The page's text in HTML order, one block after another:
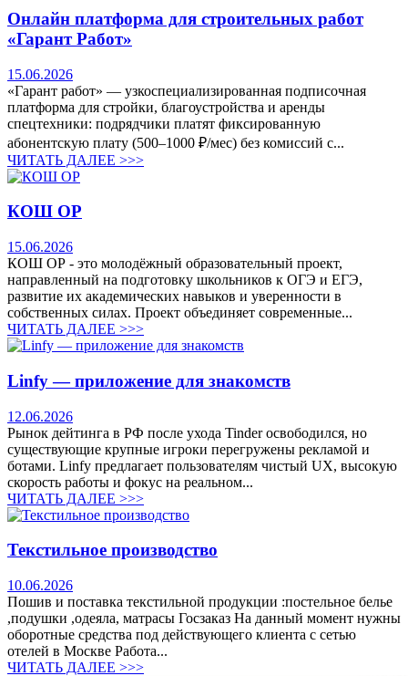
Онлайн платформа для строительных работ
«Гарант Работ»
15.06.2026
«Гарант работ» — узкоспециализированная подписочная
платформа для стройки, благоустройства и аренды
спецтехники: подрядчики платят фиксированную
абонентскую плату (500–1000 ₽/мес) без комиссий с...
ЧИТАТЬ ДАЛЕЕ >>>
КОШ ОР
15.06.2026
КОШ ОР - это молодёжный образовательный проект,
направленный на подготовку школьников к ОГЭ и ЕГЭ,
развитие их академических навыков и уверенности в
собственных силах. Проект объединяет современные...
ЧИТАТЬ ДАЛЕЕ >>>
Linfy — приложение для знакомств
12.06.2026
Рынок дейтинга в РФ после ухода Tinder освободился, но
существующие крупные игроки перегружены рекламой и
ботами. Linfy предлагает пользователям чистый UX, высокую
скорость работы и фокус на реальном...
ЧИТАТЬ ДАЛЕЕ >>>
Текстильное производство
10.06.2026
Пошив и поставка текстильной продукции :постельное белье
,подушки ,одеяла, матрасы Госзаказ На данный момент нужны
оборотные средства под действующего клиента с сетью
отелей в Москве Работа...
ЧИТАТЬ ДАЛЕЕ >>>